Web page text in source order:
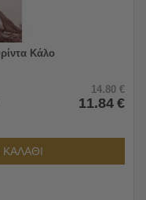
Κάλο
14.80 €
11.84 €